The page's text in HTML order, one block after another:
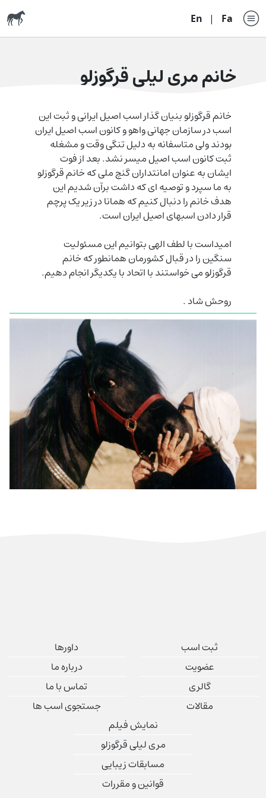
Fa
|
En
خانم مری لیلی قرگوزلو
خانم قرگوزلو بنیان گذار اسب اصیل ایرانی و ثبت این
اسب در سازمان جهانی واهو و کانون اسب اصیل ایران
بودند ولی متاسفانه به دلیل تنگی وقت و مشغله
ثبت کانون اسب اصیل میسر نشد. بعد از فوت
ایشان به عنوان امانتداران گنچ ملی که خانم قرگوزلو
به ما سپرد و توصیه ای که داشت برآن شدیم این
هدف خانم را دنبال کنیم که همانا در زیر یک پرچم
قرار دادن اسبهای اصیل ایران است.
امیداست با لطف الهی بتوانیم این مسئولیت
سنگین را در قبال کشورمان همانطور که خانم
قرگوزلو می خواستند با اتحاد با یکدیگر انجام دهیم.
روحش شاد .
ثبت اسب
عضویت
گالری
مقالات
داورها
درباره ما
تماس با ما
جستجوی اسب ها
نمایش فیلم
مری لیلی قرگوزلو
مسابقات زیبایی
قوانین و مقررات